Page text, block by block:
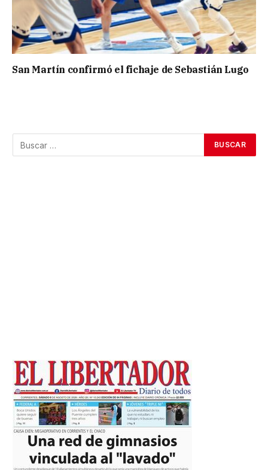
San Martín confirmó el fichaje de Sebastián Lugo